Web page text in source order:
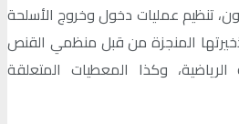
تنظيم عمليات دخول وخروج الأسلحة
المنجزة من قبل منظمي القنص
وكذا المعطيات المتعلقة